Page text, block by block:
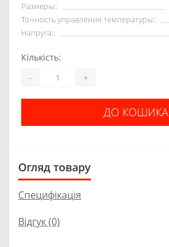
Размеры::
Точность управления температуры::
Напруга::
Кількість:
- +
ДО КОШИКА
Огляд товару
Специфікація
Відгук (0)